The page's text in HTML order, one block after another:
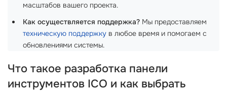
масштабов вашего проекта.
Как осуществляется поддержка? Мы предоставляем
техническую поддержку в любое время и помогаем с
обновлениями системы.
Что такое разработка панели
инструментов ICO и как выбрать